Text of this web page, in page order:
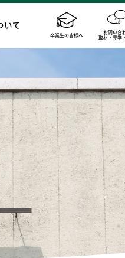
いて
卒業生の皆様へ お問い合
取材・見学